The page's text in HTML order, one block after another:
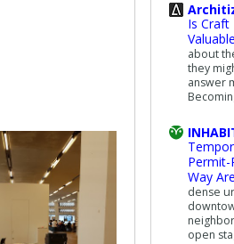
Is Craft
about
they
answer
Permit-
Way
dense
open